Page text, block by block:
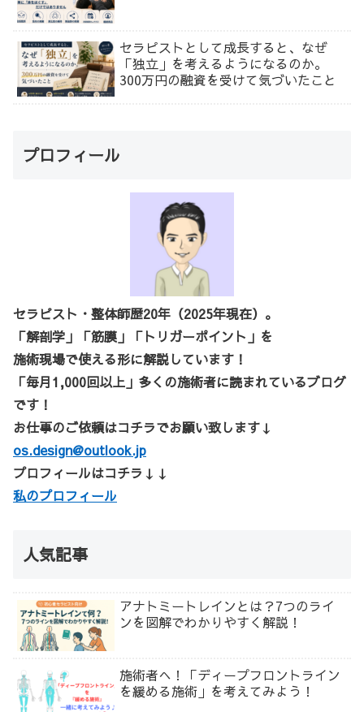
セラピストとして成長すると、なぜ
「独立」を考えるようになるのか。
300万円の融資を受けて気づいたこと
プロフィール
セラピスト・整体師歴20年（2025年現在）。
「解剖学」「筋膜」「トリガーポイント」を
施術現場で使える形に解説しています！
「毎月1,000回以上」多くの施術者に読まれているブログ
です！
お仕事のご依頼はコチラでお願い致します↓
os.design@outlook.jp
プロフィールはコチラ↓↓
私のプロフィール
人気記事
アナトミートレインとは？7つのライ
ンを図解でわかりやすく解説！
施術者へ！「ディープフロントライン
を緩める施術」を考えてみよう！